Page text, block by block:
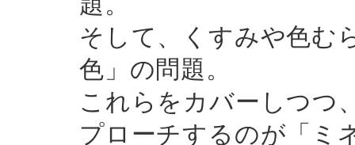
題。
そして、くすみや色む
色」の問題。
これらをカバーしつつ
プローチするのが「ミ